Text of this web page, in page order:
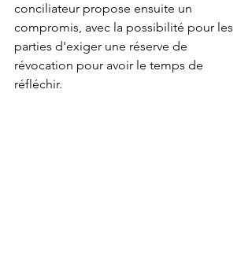
conciliateur propose ensuite un
compromis, avec la possibilité pour les
parties d'exiger une réserve de
révocation pour avoir le temps de
réfléchir.